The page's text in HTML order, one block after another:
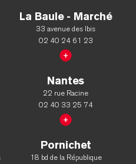
La Baule - Marché
33 avenue des Ibis
02 40 24 61 23
Nantes
22 rue Racine
02 40 33 25 74
Pornichet
18 bd de la République